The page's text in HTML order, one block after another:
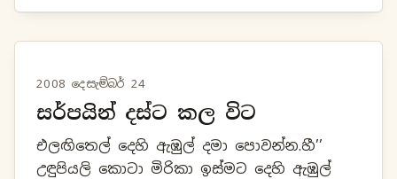
වන්න.උණු වතුර...
2008 දෙසැම්බර් 24
සර්පයින් දස්ට කල විට
එලඟිතෙල් දෙහි ඇඹුල් දමා පොවන්න.හී’’
උඳුපියලි කොටා මිරිකා ඉස්මට දෙහි ඇඹුල්